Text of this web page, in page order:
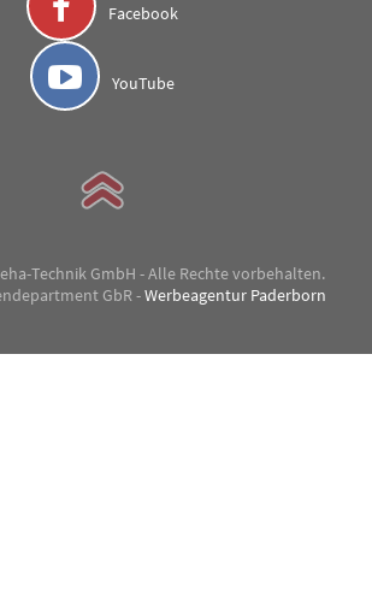
Facebook
YouTube
Technik GmbH - Alle Rechte vorbehalten.
GbR -Werbeagentur Paderborn